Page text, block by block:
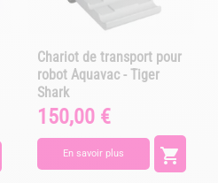
Chariot de transport pour
robot Aquavac - Tiger
Shark
Prix
150,00 €
En savoir plus 